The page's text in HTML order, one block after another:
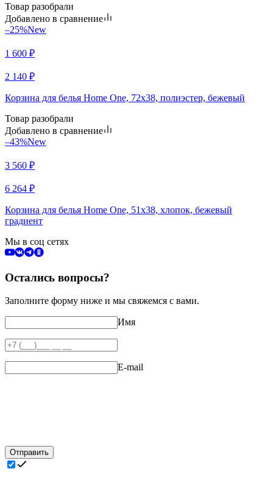
Товар разобрали
Добавлено в сравнение
–25%New
1 600 ₽
2 140 ₽
Корзина для белья Home One, 72х38, полиэстер, бежевый
Товар разобрали
Добавлено в сравнение
–43%New
3 560 ₽
6 264 ₽
Корзина для белья Home One, 51х38, хлопок, бежевый
градиент
Мы в соц сетях
Остались вопросы?
Заполните форму ниже и мы свяжемся с вами.
Имя
E-mail
Отправить